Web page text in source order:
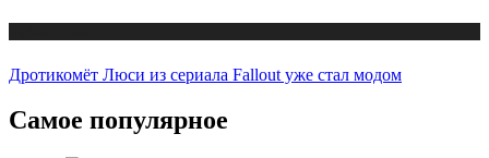
Дротикомёт Люси из сериала Fallout уже стал модом
Самое популярное